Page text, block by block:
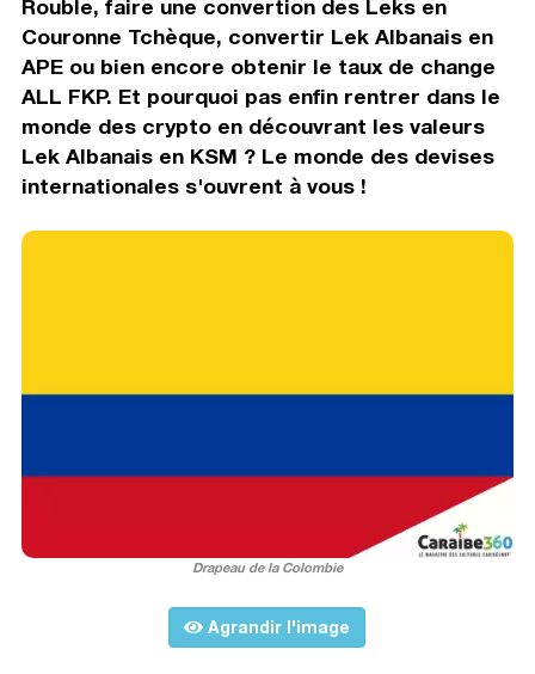
Rouble, faire une convertion des Leks en
Couronne Tchèque, convertir Lek Albanais en
APE ou bien encore obtenir le taux de change
ALL FKP. Et pourquoi pas enfin rentrer dans le
monde des crypto en découvrant les valeurs
Lek Albanais en KSM ? Le monde des devises
internationales s'ouvrent à vous !
Drapeau de la Colombie
Agrandir l'image